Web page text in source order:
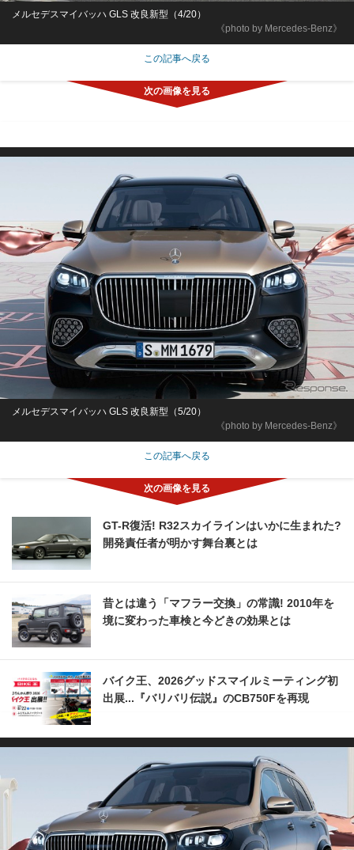
《photo by Mercedes-Benz》
メルセデスマイバッハ GLS 改良新型（4/20）
この記事へ戻る
《photo by Mercedes-Benz》
メルセデスマイバッハ GLS 改良新型（5/20）
この記事へ戻る
GT-R復活! R32スカイラインはいかに生まれた?
開発責任者が明かす舞台裏とは
昔とは違う「マフラー交換」の常識! 2010年を
境に変わった車検と今どきの効果とは
バイク王、2026グッドスマイルミーティング初
出展...『バリバリ伝説』のCB750Fを再現